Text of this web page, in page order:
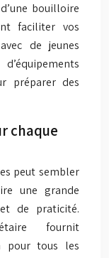
bouilloire
faciliter vos
de jeunes
préparer des
chaque
peut sembler
une grande
de praticité.
fournit
pour tous les